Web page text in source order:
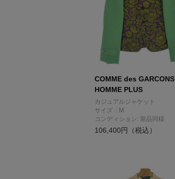
COMME des GARCONS
HOMME PLUS
カジュアルジャケット
サイズ：M
コンディション: 新品同様
106,400円（税込）